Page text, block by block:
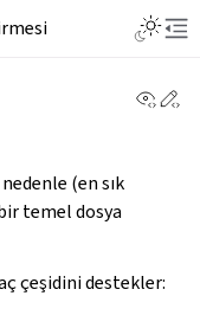
(en sık
temel dosya
çeşidini destekler: